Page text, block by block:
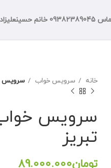
09382389045 خانم
خانه سرویس خواب سرویس
سرویس
تبریز
تومان